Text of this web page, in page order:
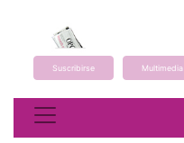
Suscribirse Multimedia